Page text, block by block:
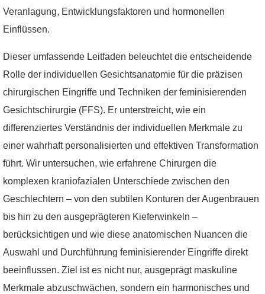
Veranlagung, Entwicklungsfaktoren und hormonellen
Einflüssen.
Dieser umfassende Leitfaden beleuchtet die entscheidende
Rolle der individuellen Gesichtsanatomie für die präzisen
chirurgischen Eingriffe und Techniken der feminisierenden
Gesichtschirurgie (FFS). Er unterstreicht, wie ein
differenziertes Verständnis der individuellen Merkmale zu
einer wahrhaft personalisierten und effektiven Transformation
führt. Wir untersuchen, wie erfahrene Chirurgen die
komplexen kraniofazialen Unterschiede zwischen den
Geschlechtern – von den subtilen Konturen der Augenbrauen
bis hin zu den ausgeprägteren Kieferwinkeln –
berücksichtigen und wie diese anatomischen Nuancen die
Auswahl und Durchführung feminisierender Eingriffe direkt
beeinflussen. Ziel ist es nicht nur, ausgeprägt maskuline
Merkmale abzuschwächen, sondern ein harmonisches und